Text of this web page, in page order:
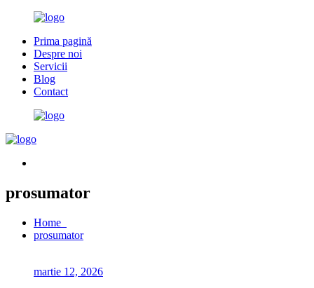
Prima pagină
Despre noi
Servicii
Blog
Contact
prosumator
Home
prosumator
martie 12, 2026